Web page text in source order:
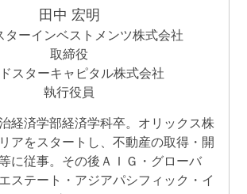
田中 宏明
ターインベストメンツ株式会社
取締役
スターキャピタル株式会社
執行役員
経済学部経済学科卒。オリックス株
アをスタートし、不動産の取得・開
に従事。その後ＡＩＧ・グローバ
ステート・アジアパシフィック・イ